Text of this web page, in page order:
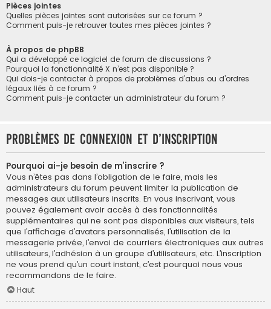
Pièces jointes
Quelles pièces jointes sont autorisées sur ce forum ?
Comment puis-je retrouver toutes mes pièces jointes ?
À propos de phpBB
Qui a développé ce logiciel de forum de discussions ?
Pourquoi la fonctionnalité X n’est pas disponible ?
Qui dois-je contacter à propos de problèmes d’abus ou d’ordres
légaux liés à ce forum ?
Comment puis-je contacter un administrateur du forum ?
Problèmes de connexion et d’inscription
Pourquoi ai-je besoin de m’inscrire ?
Vous n’êtes pas dans l’obligation de le faire, mais les
administrateurs du forum peuvent limiter la publication de
messages aux utilisateurs inscrits. En vous inscrivant, vous
pouvez également avoir accès à des fonctionnalités
supplémentaires qui ne sont pas disponibles aux visiteurs, tels
que l’affichage d’avatars personnalisés, l’utilisation de la
messagerie privée, l’envoi de courriers électroniques aux autres
utilisateurs, l’adhésion à un groupe d’utilisateurs, etc. L’inscription
ne vous prend qu’un court instant, c’est pourquoi nous vous
recommandons de le faire.
Haut